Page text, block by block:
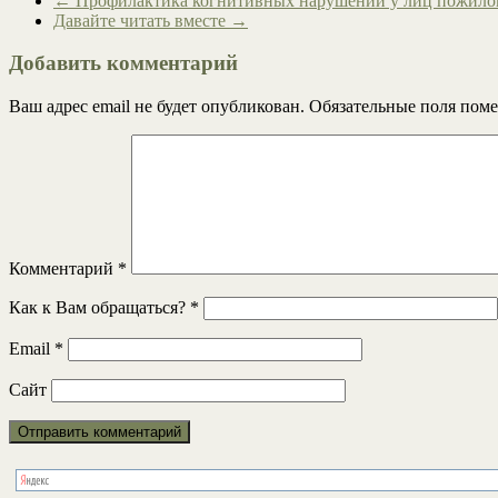
Давайте читать вместе →
Добавить комментарий
Ваш адрес email не будет опубликован. Обязательные поля
Комментарий *
Как к Вам обращаться? *
Email *
Сайт